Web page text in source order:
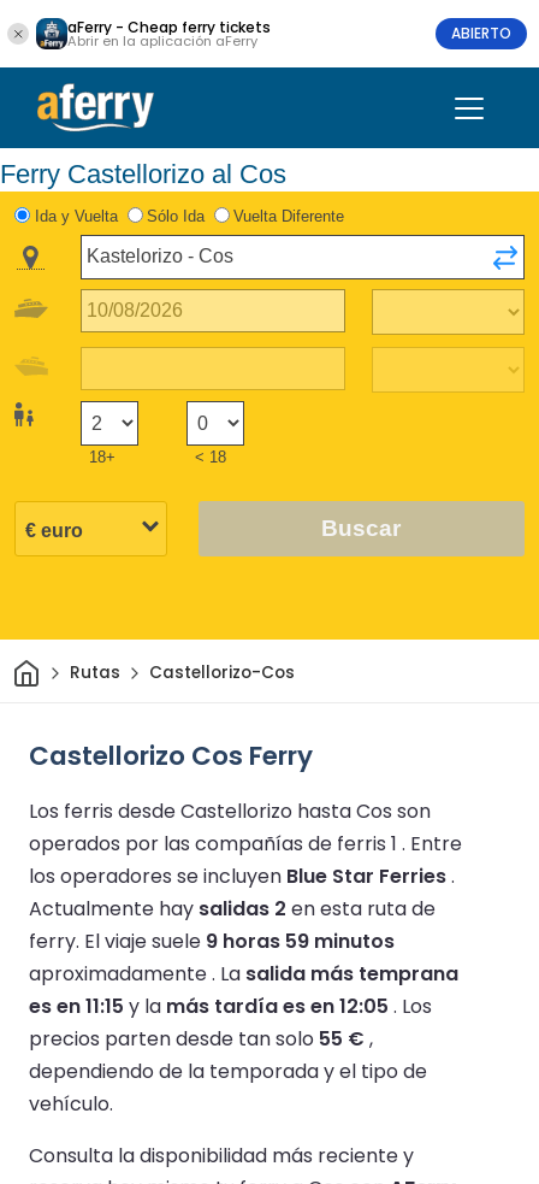
aFerry - Cheap ferry tickets
Abrir en la aplicación aFerry ABIERTO
Ferry Castellorizo al Cos
Ida y Vuelta Sólo Ida Vuelta Diferente
18+ < 18
Buscar
InicioRutas Castellorizo-Cos
Castellorizo Cos Ferry
Los ferris desde Castellorizo hasta Cos son
operados por las compañías de ferris 1 . Entre
los operadores se incluyen Blue Star Ferries.
Actualmente hay salidas 2 en esta ruta de
ferry. El viaje suele 9 horas 59 minutos
aproximadamente . La salida más temprana
es en 11:15 y la más tardía es en 12:05 . Los
precios parten desde tan solo 55 € ,
dependiendo de la temporada y el tipo de
vehículo.
Consulta la disponibilidad más reciente y